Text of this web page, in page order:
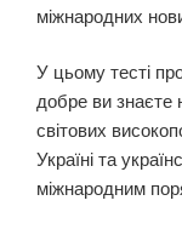
міжнародних
У цьому тесті
добре ви знаєте
світових
Україні та
міжнародним